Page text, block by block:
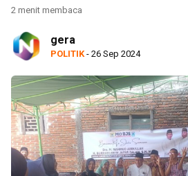
2 menit membaca
gera
POLITIK - 26 Sep 2024